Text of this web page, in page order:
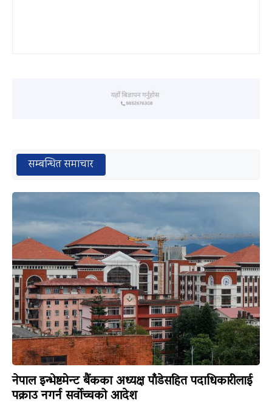
सम्बन्धित समाचार
नेपाल इन्भेष्टमेन्ट बैंकका अध्यक्ष पाँडेसहित पदाधिकारीलाई
पक्राउ नगर्न सर्वोच्चको आदेश